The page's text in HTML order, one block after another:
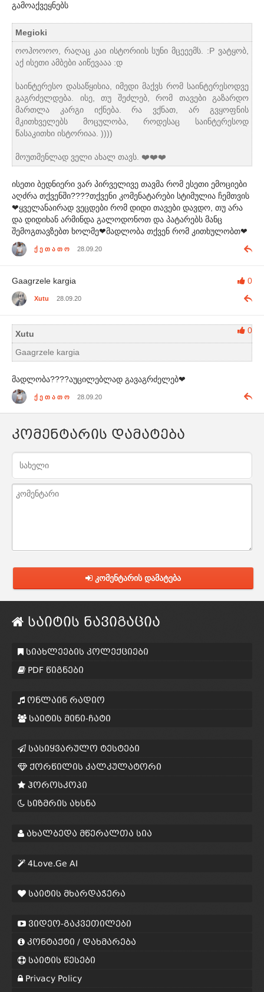
გამოაქვეყნებს
Megioki
ოოჰოოოო, რაღაც კაი ისტორიის სუნი მცეეემს. :P ვატყობ,
აქ ისეთი ამბები აიწევააა :დ
საინტერესო დასაწყისია, იმედი მაქვს რომ საინტერესოდვე
გაგრძელდება. ისე, თუ შეძლებ, რომ თავები გაზარდო
მართლა კარგი იქნება. რა ვქნათ, არ გვყოფნის
მკითხველებს მოცულობა, როდესაც საინტერესოდ
წასაკითხი ისტორიაა. ))))
მოუთმენლად ველი ახალ თავს. ❤️❤️❤️
ისეთი ბედნიერი ვარ პირველივე თავმა რომ ესეთი ემოციები
აღძრა თქვენში????თქვენი კომენატარები სტიმულია ჩემთვის
❤ყველანაირად ვეცდები რომ დიდი თავები დავდო, თუ არა
და დიდიხან არმინდა გალოდონოთ და პატარებს მანც
შემოგთავზებთ ხოლმე❤მადლობა თქვენ რომ კითხულობთ❤
ქ ე თ ა თ ო 28.09.20
0
Gaagrzele kargia
Xutu 28.09.20
0
Xutu
Gaagrzele kargia
მადლობა????აუცილებლად გავაგრძელებ❤
ქ ე თ ა თ ო 28.09.20
კომენტარის დამატება
კომენტარის დამატება
საიტის ნავიგაცია
სიახლეების კოლექციები
PDF წიგნები
ონლაინ რადიო
საიტის მინი-ჩატი
სასიყვარულო ტესტები
ქორწილის კალკულატორი
ჰოროსკოპი
სიზმრის ახსნა
ახალბედა მწერალთა სია
4Love.Ge AI
საიტის მხარდაჭერა
ვიდეო-გაკვეთილები
კონტაქტი / დახმარება
საიტის წესები
Privacy Policy